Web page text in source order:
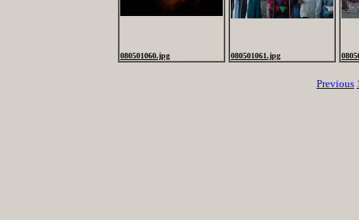
080501060.jpg 080501061.jpg
Previous